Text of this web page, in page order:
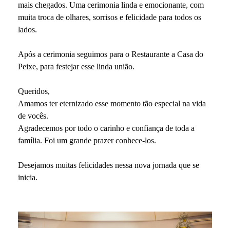
mais chegados. Uma cerimonia linda e emocionante, com
muita troca de olhares, sorrisos e felicidade para todos os
lados.
Após a cerimonia seguimos para o Restaurante a Casa do
Peixe, para festejar esse linda união.
Queridos,
Amamos ter eternizado esse momento tão especial na vida
de vocês.
Agradecemos por todo o carinho e confiança de toda a
família. Foi um grande prazer conhece-los.
Desejamos muitas felicidades nessa nova jornada que se
inicia.